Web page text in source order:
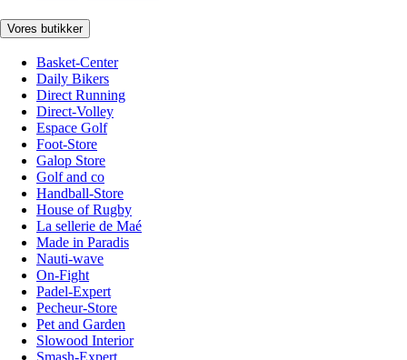
Vores butikker
Basket-Center
Daily Bikers
Direct Running
Direct-Volley
Espace Golf
Foot-Store
Galop Store
Golf and co
Handball-Store
House of Rugby
La sellerie de Maé
Made in Paradis
Nauti-wave
On-Fight
Padel-Expert
Pecheur-Store
Pet and Garden
Slowood Interior